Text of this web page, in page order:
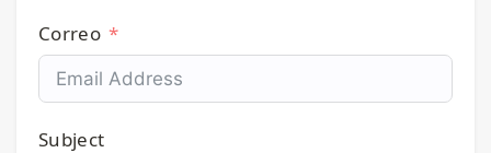
Correo
Subject